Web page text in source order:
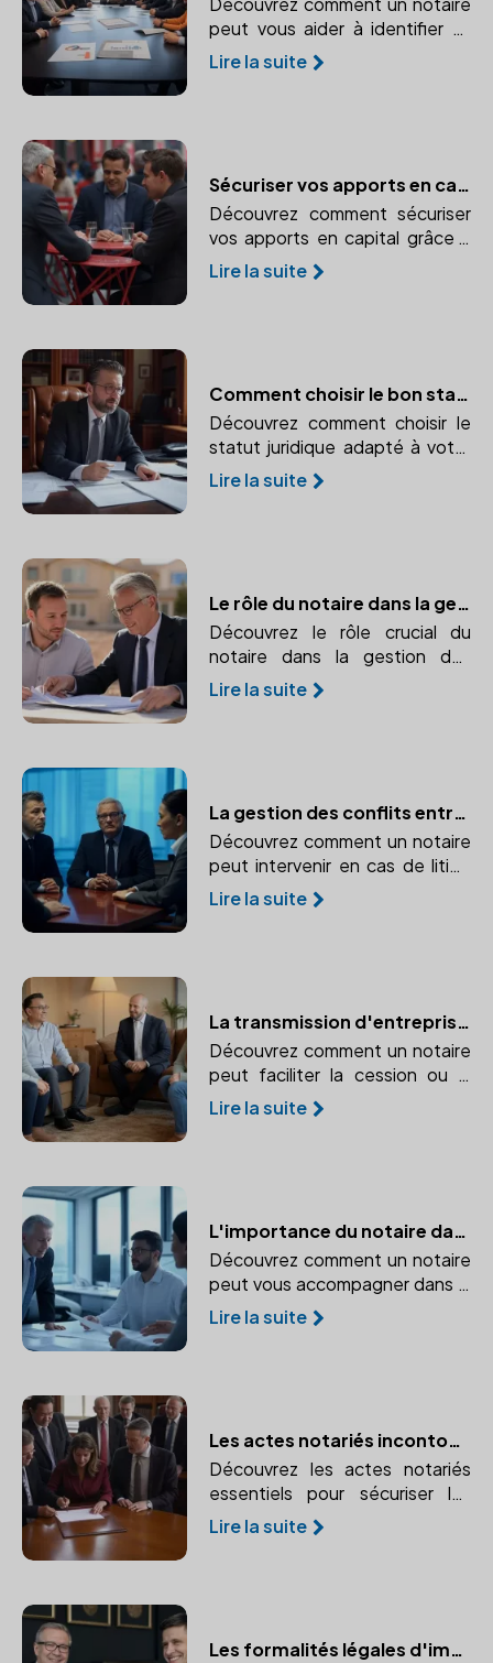
peut vous aider à identifier et
prévenir les risques liés à votre
entreprise. Vision stratégique
Lire la suite
Sécuriser vos apports en capital : l'importance de faire appel à un notaire
Découvrez comment sécuriser
vos apports en capital grâce à
l'expertise d'un notaire.
Apprenez à protéger vos biens
Lire la suite
Comment choisir le bon statut juridique pour votre entreprise avec l'aide d'un notaire
Découvrez comment choisir le
statut juridique adapté à votre
entreprise avec l'aide d'un
Lire la suite
Le rôle du notaire dans la gestion des biens immobiliers de l'entreprise
Découvrez le rôle crucial du
notaire dans la gestion des
biens immobiliers de votre
entreprise, de la sécurisation
Lire la suite
La gestion des conflits entre associés : le rôle du notaire
Découvrez comment un notaire
peut intervenir en cas de litige
entre associés et prévenir les
conflits. Points clefs : Médiation
Lire la suite
La transmission d'entreprise : un processus maîtrisé avec un notaire
Découvrez comment un notaire
peut faciliter la cession ou la
transmission de votre
entreprise. Conseils sur les
Lire la suite
L'importance du notaire dans la création d'entreprise
Découvrez comment un notaire
peut vous accompagner dans la
création de votre entreprise, du
choix du statut juridique à la
Lire la suite
Les actes notariés incontournables pour les entreprises
Découvrez les actes notariés
essentiels pour sécuriser les
opérations de votre entreprise
et leur importance légale.
Lire la suite
Les formalités légales d'immatriculation avec un notaire